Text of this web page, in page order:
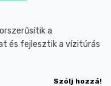
a
és fejlesztik a vízitúrás
Szólj hozzá!